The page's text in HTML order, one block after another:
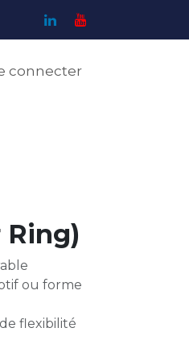
connecter
Ring)
ou forme
flexibilité